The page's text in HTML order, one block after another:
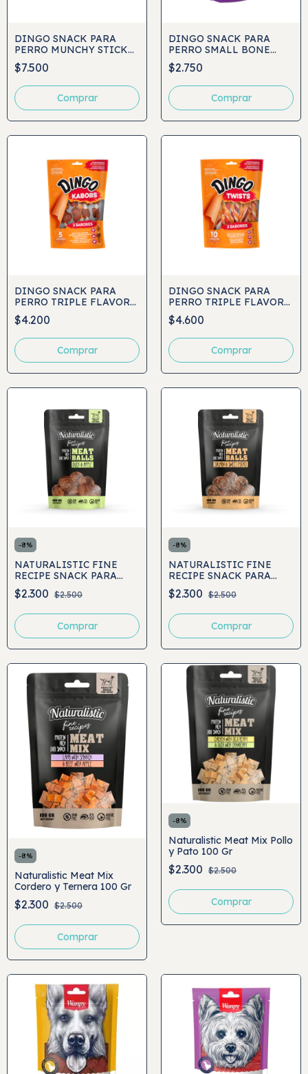
DINGO SNACK PARA
PERRO MUNCHY STICK
50UND
$7.500
DINGO SNACK PARA
PERRO SMALL BONE
1UND
$2.750
DINGO SNACK PARA
PERRO TRIPLE FLAVOR
KABOBS 5UND
$4.200
DINGO SNACK PARA
PERRO TRIPLE FLAVOR
TWISTS 10UND
$4.600
-8%
NATURALISTIC FINE
RECIPE SNACK PARA
PERRO MEATBALLS
DUCK APPLE 100GRS
$2.300 $2.500
-8%
NATURALISTIC FINE
RECIPE SNACK PARA
PERRO MEATBALLS
SALMON & SWEET
$2.300 $2.500
-8%
Naturalistic Meat Mix
Cordero y Ternera 100 Gr
$2.300 $2.500
-8%
Naturalistic Meat Mix Pollo
y Pato 100 Gr
$2.300 $2.500